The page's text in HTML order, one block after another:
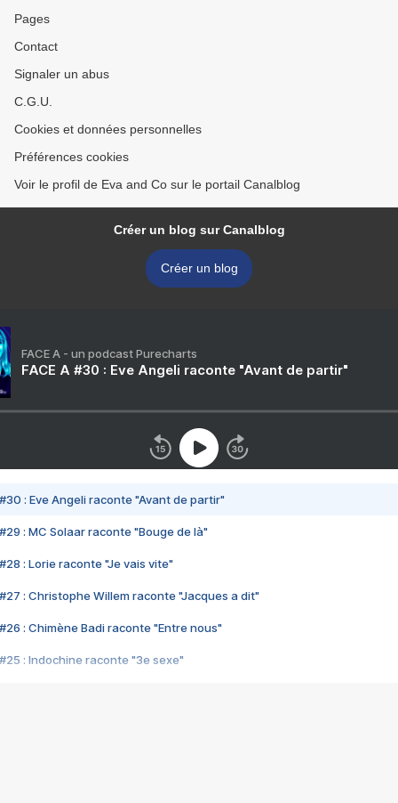
Pages
Contact
Signaler un abus
C.G.U.
Cookies et données personnelles
Préférences cookies
Voir le profil de Eva and Co sur le portail Canalblog
Créer un blog sur Canalblog
Créer un blog
FACE A - un podcast Purecharts
FACE A #30 : Eve Angeli raconte "Avant de partir"
#30 : Eve Angeli raconte "Avant de partir"
#29 : MC Solaar raconte "Bouge de là"
#28 : Lorie raconte "Je vais vite"
#27 : Christophe Willem raconte "Jacques a dit"
#26 : Chimène Badi raconte "Entre nous"
#25 : Indochine raconte "3e sexe"